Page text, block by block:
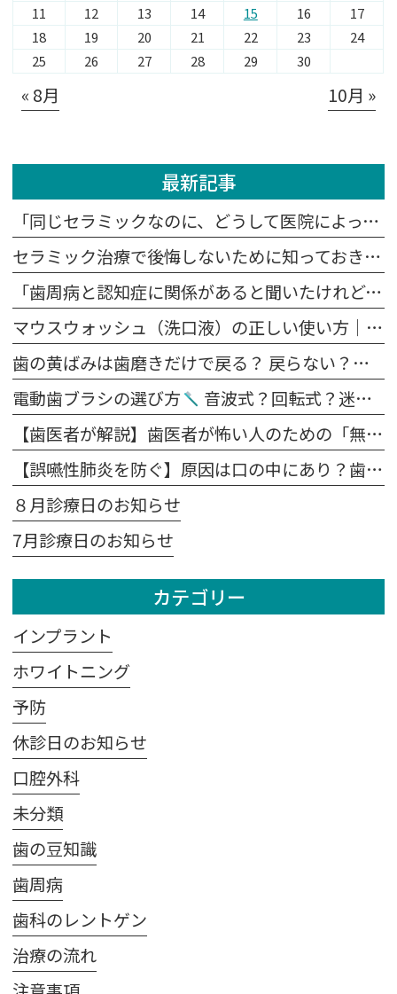
11
12 13 14 15 16
17
18
19 20 21 22 23
24
25
26 27 28 29 30
« 8月 10月 »
最新記事
「同じセラミックなのに、どうして医院によって値段が違うの？」
セラミック治療で後悔しないために知っておきたい5つの注意点
「歯周病と認知症に関係があると聞いたけれど、本当？」
マウスウォッシュ（洗口液）の正しい使い方｜歯磨きの前？後？効果を高めるポイント
歯の黄ばみは歯磨きだけで戻る？ 戻らない？原因別に解説します
電動歯ブラシの選び方
音波式？回転式？迷ったらこれを見てください。
【歯医者が解説】歯医者が怖い人のための「無痛治療」の裏側｜麻酔の痛みを抑える4つの工夫
【誤嚥性肺炎を防ぐ】原因は口の中にあり？歯科医が教える予防法
８月診療日のお知らせ
7月診療日のお知らせ
カテゴリー
インプラント
ホワイトニング
予防
休診日のお知らせ
口腔外科
未分類
歯の豆知識
歯周病
歯科のレントゲン
治療の流れ